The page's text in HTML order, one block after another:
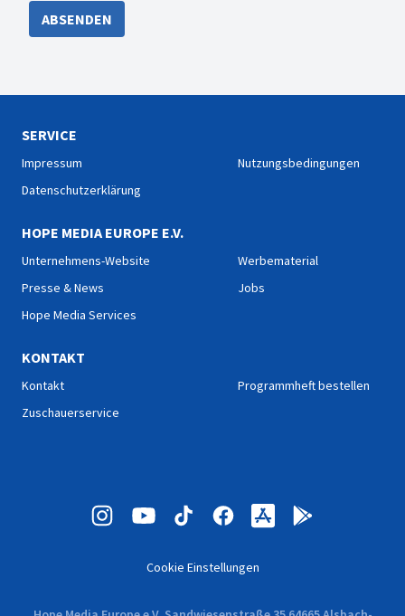
ABSENDEN
SERVICE
Impressum
Datenschutzerklärung
Nutzungsbedingungen
HOPE MEDIA EUROPE E.V.
Unternehmens-Website
Presse & News
Hope Media Services
Werbematerial
Jobs
KONTAKT
Kontakt
Zuschauerservice
Programmheft bestellen
Cookie Einstellungen